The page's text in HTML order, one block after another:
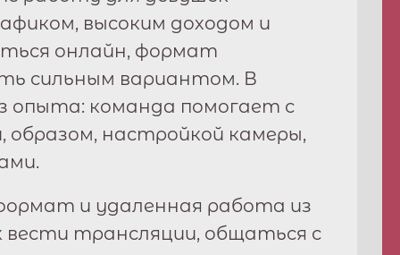
высоким доходом и
онлайн, формат
сильным вариантом. В
опыта: команда помогает с
образом, настройкой камеры,
и удаленная работа из
вести трансляции, общаться с